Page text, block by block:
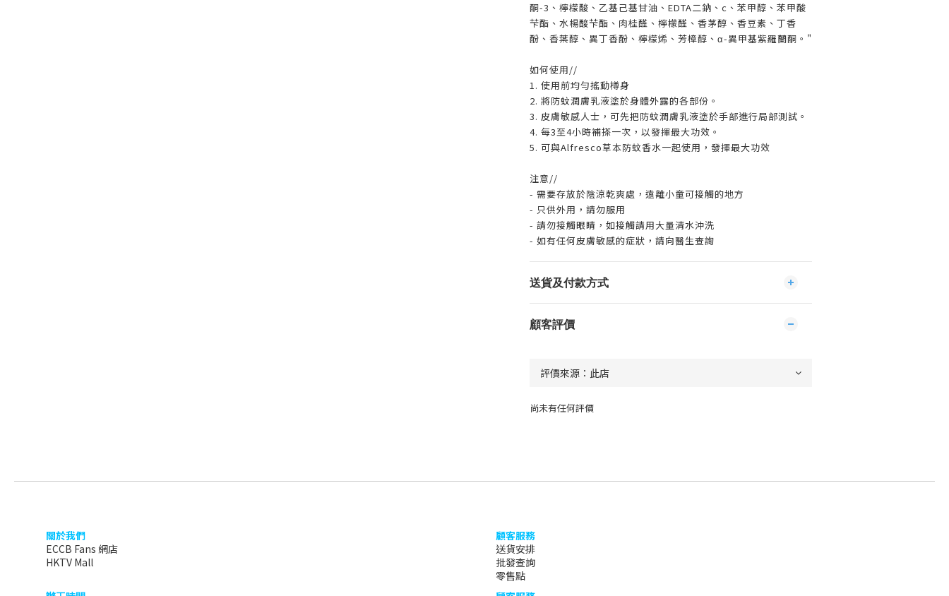
酮-3、檸檬酸、乙基己基甘油、EDTA二鈉、c、苯甲醇、苯甲酸
芐酯、水楊酸芐酯、肉桂醛、檸檬醛、香茅醇、香豆素、丁香
酚、香葉醇、異丁香酚、檸檬烯、芳樟醇、α-異甲基紫羅蘭酮。"
如何使用//
1. 使用前均勻搖動樽身
2. 將防蚊潤膚乳液塗於身體外露的各部份。
3. 皮膚敏感人士，可先把防蚊潤膚乳液塗於手部進行局部測試。
4. 每3至4小時補搽一次，以發揮最大功效。
5. 可與Alfresco草本防蚊香水一起使用，發揮最大功效
注意//
- 需要存放於陰涼乾爽處，遠離小童可接觸的地方
- 只供外用，請勿服用
- 請勿接觸眼睛，如接觸請用大量清水沖洗
- 如有任何皮膚敏感的症狀，請向醫生查詢
送貨及付款方式
顧客評價
尚未有任何評價
關於我們
ECCB Fans 網店
HKTV Mall
顧客服務
送貨安排
批發查詢
零售點